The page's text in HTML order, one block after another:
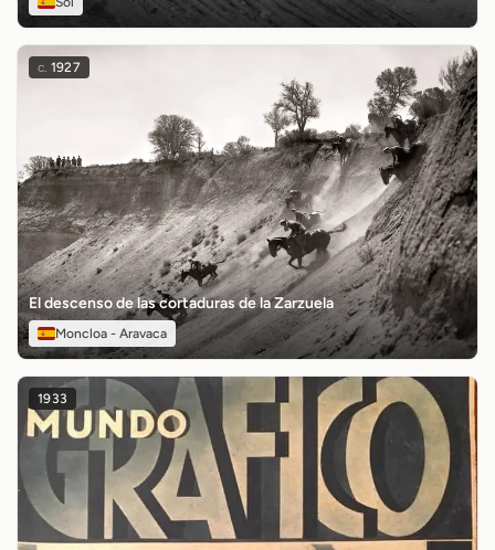
c. 1927
El descenso de las cortaduras de la Zarzuela
Moncloa - Aravaca
1933